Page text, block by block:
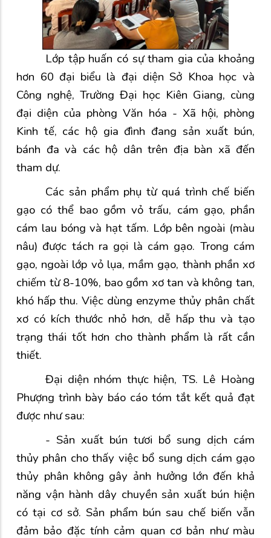
Lớp tập huấn có sự tham gia của khoảng
hơn 60 đại biểu là đại diện Sở Khoa học và
Công nghệ,Trường Đại học Kiên Giang, cùng
đại diện của phòng Văn hóa - Xã hội, phòng
Kinh tế, các hộ gia đình đang sản xuất bún,
bánh đa và các hộ dân trên địa bàn xã đến
tham dự.
Các sản phẩm phụ từ quá trình chế biến
gạo có thể bao gồm vỏ trấu, cám gạo, phần
cám lau bóng và hạt tấm. Lớp bên ngoài (màu
nâu) được tách ra gọi là cám gạo. Trong cám
gạo, ngoài lớp vỏ lụa, mầm gạo, thành phần xơ
chiếm từ 8-10%, bao gồm xơ tan và không tan,
khó hấp thu. Việc dùng enzyme thủy phân chất
xơ có kích thước nhỏ hơn, dễ hấp thu và tạo
trạng thái tốt hơn cho thành phẩm là rất cần
thiết.
Đại diện nhóm thực hiện, TS. Lê Hoàng
Phượng trình bày báo cáo tóm tắt kết quả đạt
được như sau:
- Sản xuất bún tươi bổ sung dịch cám
thủy phân cho thấy việc bổ sung dịch cám gạo
thủy phân không gây ảnh hưởng lớn đến khả
năng vận hành dây chuyền sản xuất bún hiện
có tại cơ sở. Sản phẩm bún sau chế biến vẫn
đảm bảo đặc tính cảm quan cơ bản như màu